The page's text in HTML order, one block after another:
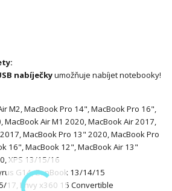
nabíječkyumožňuje nabíjet notebooky!
M2, MacBook Pro 14", MacBook Pro 16",
MacBook Air M1 2020, MacBook Air 2017,
MacBook Pro 13" 2020, MacBook Pro
16", MacBook 12", MacBook Air 13"
XPS 13/15/16
G14, ZenBook 13/14/15
17, Envy x360 15 Convertible